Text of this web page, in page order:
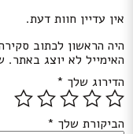
אין עדיין חוות דעת.
היה הראשון לכתוב סקירה “קנקן
האימייל לא יוצג באתר.
הדירוג שלך *
הביקורת שלך *